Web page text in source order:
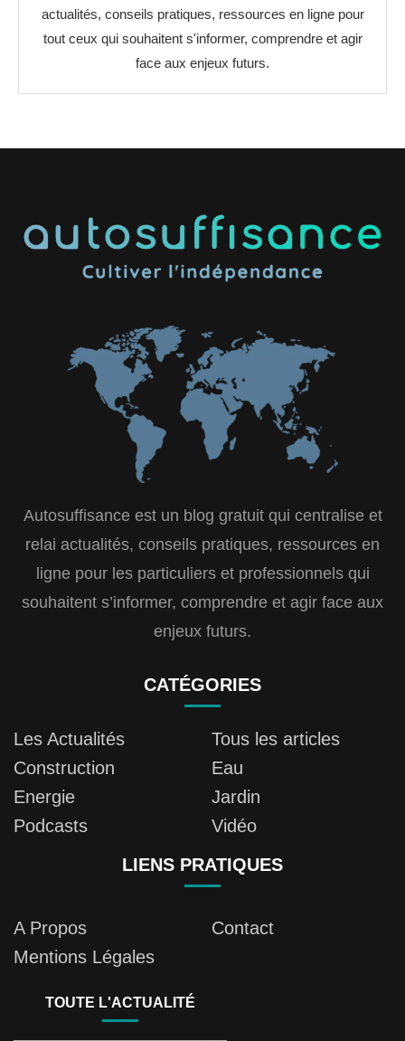
actualités, conseils pratiques, ressources en ligne pour
tout ceux qui souhaitent s'informer, comprendre et agir
face aux enjeux futurs.
Autosuffisance est un blog gratuit qui centralise et
relai actualités, conseils pratiques, ressources en
ligne pour les particuliers et professionnels qui
souhaitent s’informer, comprendre et agir face aux
enjeux futurs.
CATÉGORIES
Les Actualités
Tous les articles
Construction
Eau
Energie
Jardin
Podcasts
Vidéo
LIENS PRATIQUES
A Propos
Contact
Mentions Légales
TOUTE L'ACTUALITÉ